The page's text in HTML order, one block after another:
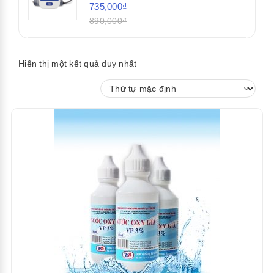
735,000₫
890,000₫
Hiển thị một kết quả duy nhất